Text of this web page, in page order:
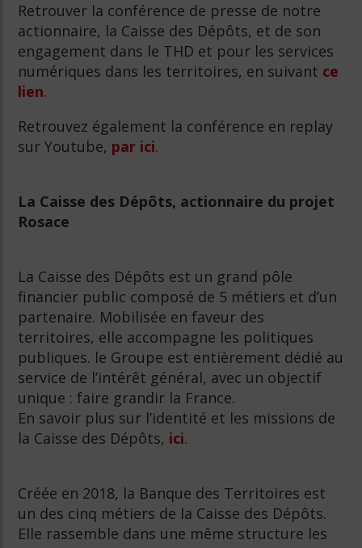
Retrouver la conférence de presse de notre
actionnaire, la Caisse des Dépôts, et de son
engagement dans le THD et pour les services
numériques dans les territoires, en suivant ce
lien.
Retrouvez également la conférence en replay
sur Youtube, par ici.
La Caisse des Dépôts, actionnaire du projet
Rosace
La Caisse des Dépôts est un grand pôle
financier public composé de 5 métiers et d’un
partenaire. Mobilisée en faveur des
territoires, elle accompagne les politiques
publiques. le Groupe est entièrement dédié au
service de l’intérêt général, avec un objectif
unique : faire grandir la France.
En savoir plus sur l’identité et les missions de
la Caisse des Dépôts, ici.
Créée en 2018, la Banque des Territoires est
un des cinq métiers de la Caisse des Dépôts.
Elle rassemble dans une même structure les